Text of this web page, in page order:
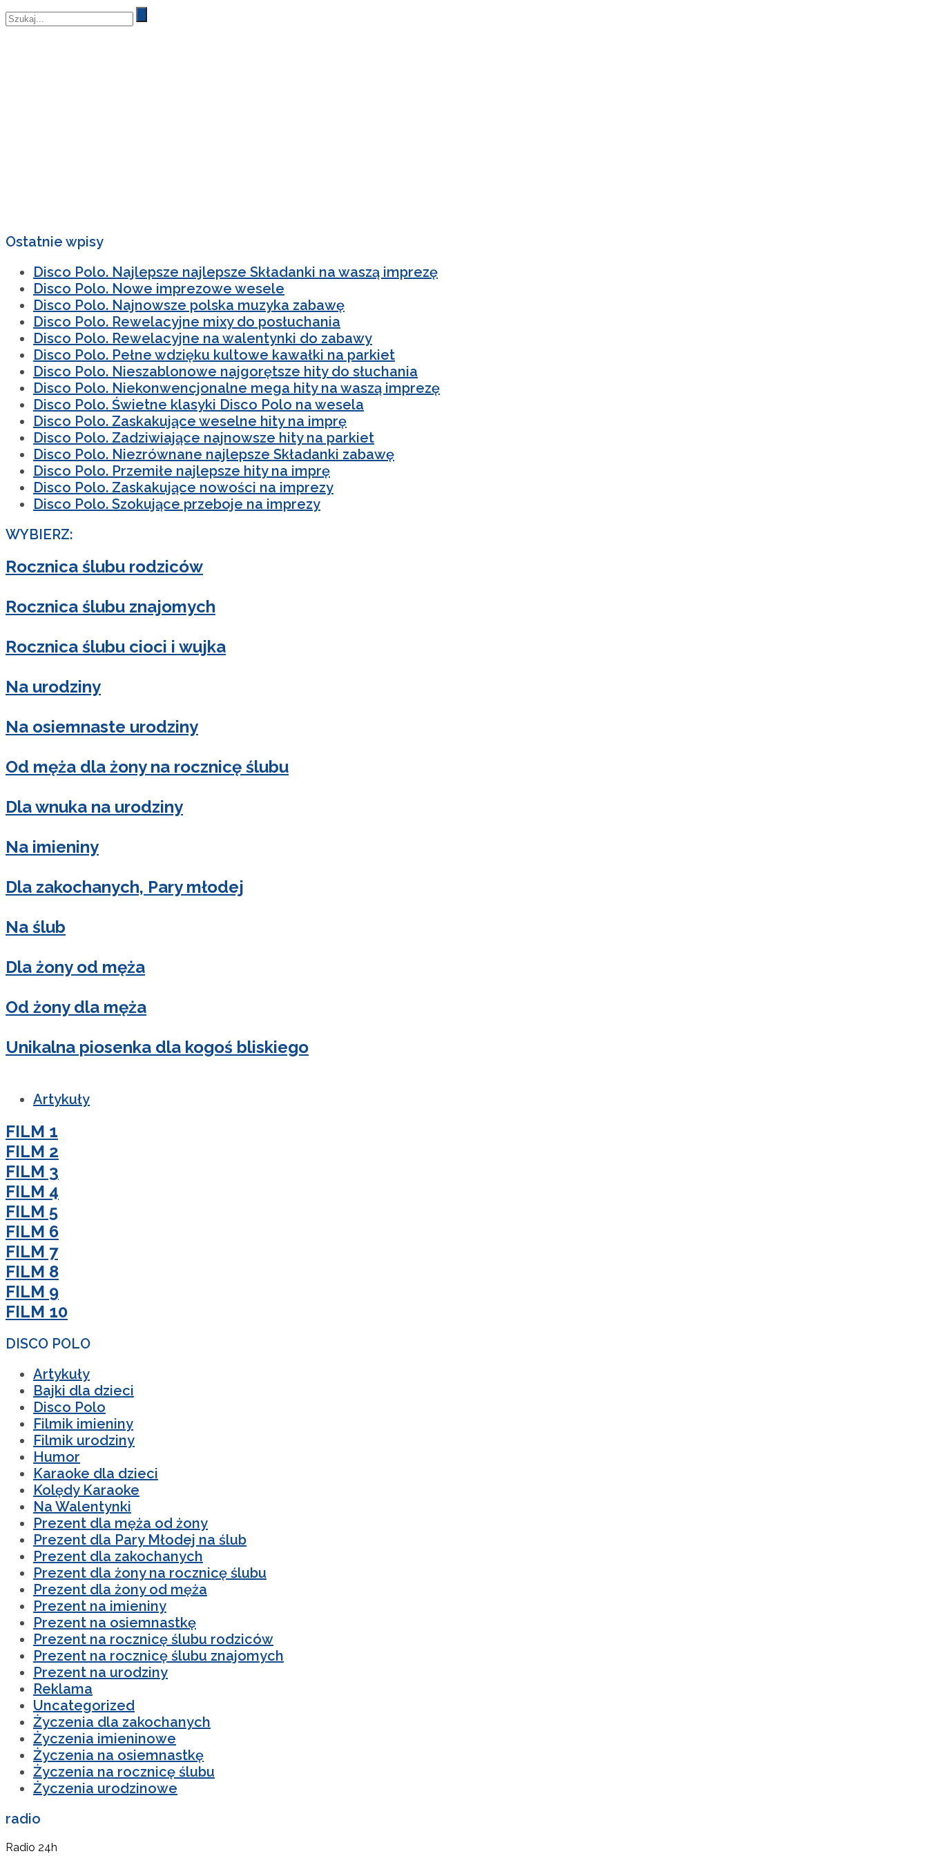
Ostatnie wpisy
Disco Polo. Najlepsze najlepsze Składanki na waszą imprezę
Disco Polo. Nowe imprezowe wesele
Disco Polo. Najnowsze polska muzyka zabawę
Disco Polo. Rewelacyjne mixy do posłuchania
Disco Polo. Rewelacyjne na walentynki do zabawy
Disco Polo. Pełne wdzięku kultowe kawałki na parkiet
Disco Polo. Nieszablonowe najgorętsze hity do słuchania
Disco Polo. Niekonwencjonalne mega hity na waszą imprezę
Disco Polo. Świetne klasyki Disco Polo na wesela
Disco Polo. Zaskakujące weselne hity na imprę
Disco Polo. Zadziwiające najnowsze hity na parkiet
Disco Polo. Niezrównane najlepsze Składanki zabawę
Disco Polo. Przemiłe najlepsze hity na imprę
Disco Polo. Zaskakujące nowości na imprezy
Disco Polo. Szokujące przeboje na imprezy
WYBIERZ:
Rocznica ślubu rodziców
Rocznica ślubu znajomych
Rocznica ślubu cioci i wujka
Na urodziny
Na osiemnaste urodziny
Od męża dla żony na rocznicę ślubu
Dla wnuka na urodziny
Na imieniny
Dla zakochanych, Pary młodej
Na ślub
Dla żony od męża
Od żony dla męża
Unikalna piosenka dla kogoś bliskiego
Artykuły
FILM 1
FILM 2
FILM 3
FILM 4
FILM 5
FILM 6
FILM 7
FILM 8
FILM 9
FILM 10
DISCO POLO
Artykuły
Bajki dla dzieci
Disco Polo
Filmik imieniny
Filmik urodziny
Humor
Karaoke dla dzieci
Kolędy Karaoke
Na Walentynki
Prezent dla męża od żony
Prezent dla Pary Młodej na ślub
Prezent dla zakochanych
Prezent dla żony na rocznicę ślubu
Prezent dla żony od męża
Prezent na imieniny
Prezent na osiemnastkę
Prezent na rocznicę ślubu rodziców
Prezent na rocznicę ślubu znajomych
Prezent na urodziny
Reklama
Uncategorized
Życzenia dla zakochanych
Życzenia imieninowe
Życzenia na osiemnastkę
Życzenia na rocznicę ślubu
Życzenia urodzinowe
radio
Radio 24h